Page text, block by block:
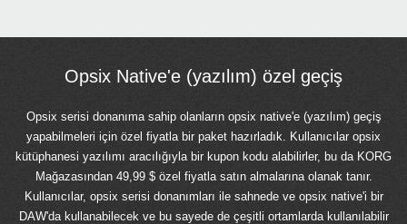
Opsix Native'e (yazılım) özel geçiş
Opsix serisi donanıma sahip olanların opsix native'e (yazılım) geçiş
yapabilmeleri için özel fiyatla bir paket hazırladık. Kullanıcılar opsix
kütüphanesi yazılımı aracılığıyla bir kupon kodu alabilirler, bu da KORG
Mağazasından 49,99 $ özel fiyatla satın almalarına olanak tanır.
Kullanıcılar, opsix serisi donanımları ile sahnede ve opsix native'i bir
DAW'da kullanabilecek ve bu sayede de çeşitli ortamlarda kullanılabilir